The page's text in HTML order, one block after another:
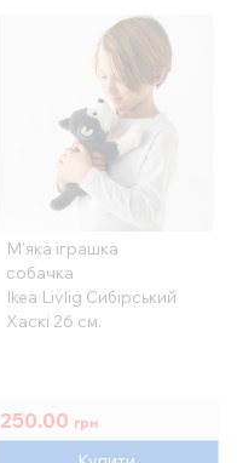
М'яка іграшка
собачка
Ikea Livlig Сибірський
Хаскі 26 см.
250.00 грн